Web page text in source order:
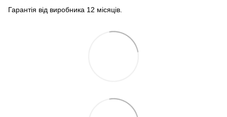
Гарантія від виробника 12 місяців.